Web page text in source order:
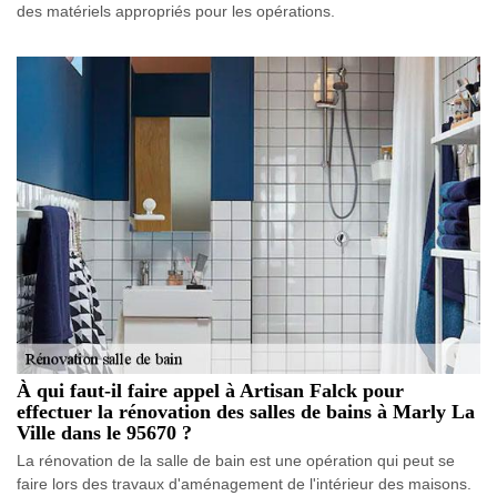
des matériels appropriés pour les opérations.
À qui faut-il faire appel à Artisan Falck pour
effectuer la rénovation des salles de bains à Marly La
Ville dans le 95670 ?
La rénovation de la salle de bain est une opération qui peut se
faire lors des travaux d'aménagement de l'intérieur des maisons.